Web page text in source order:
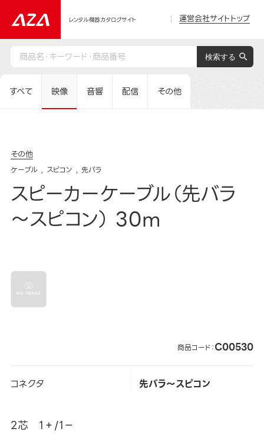
レンタル機器カタログサイト 運営会社サイトトップ
すべて 映像 音響 配信 その他
その他
ケーブル スピコン 先バラ
スピーカーケーブル（先バラ
～スピコン） 30m
商品コード：C00530
コネクタ 先バラ～スピコン
2芯 1＋/1－